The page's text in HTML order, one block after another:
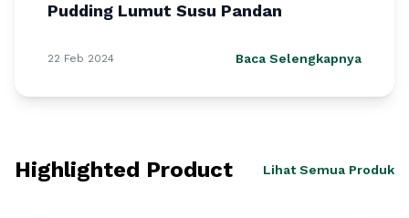
Pudding Lumut Susu Pandan
22 Feb 2024 Baca Selengkapnya
Highlighted Product Lihat Semua Produk